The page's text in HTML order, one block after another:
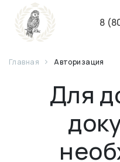
8
Главная Авторизация
Для